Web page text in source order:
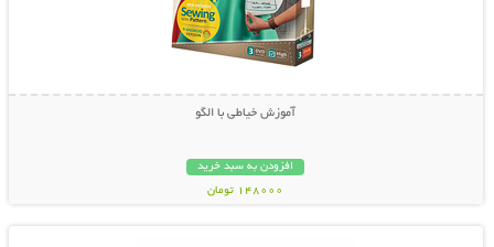
آموزش خیاطی با الگو
افزودن به سبد خرید
148000 تومان